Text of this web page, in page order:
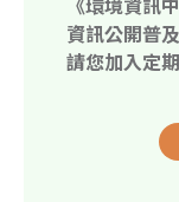
資訊公開普
請您加入定